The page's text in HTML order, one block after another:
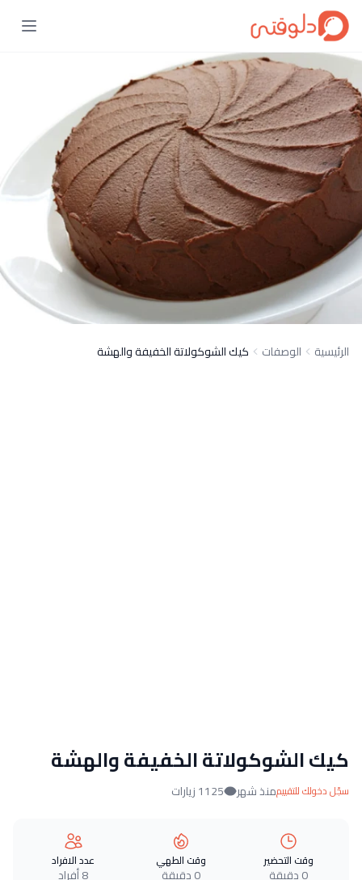
الرئيسية الوصفات كيك الشوكولاتة الخفيفة والهشة
كيك الشوكولاتة الخفيفة والهشة
سجّل دخولك للتقييممنذ شهر 1125 زيارات
وقت التحضير
0 دقيقة
وقت الطهي
0 دقيقة
عدد الافراد
8 أفراد